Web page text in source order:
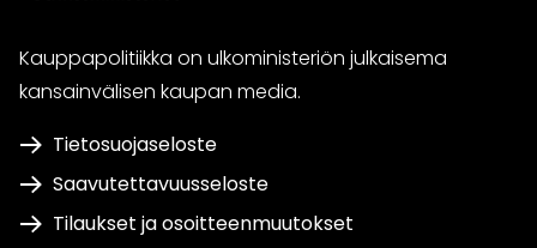
Kauppapolitiikka on ulkoministeriön julkaisema
kansainvälisen kaupan media.
Tietosuojaseloste
Saavutettavuusseloste
Tilaukset ja osoitteenmuutokset